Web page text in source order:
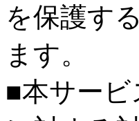
を保護す
ます。
■本サー